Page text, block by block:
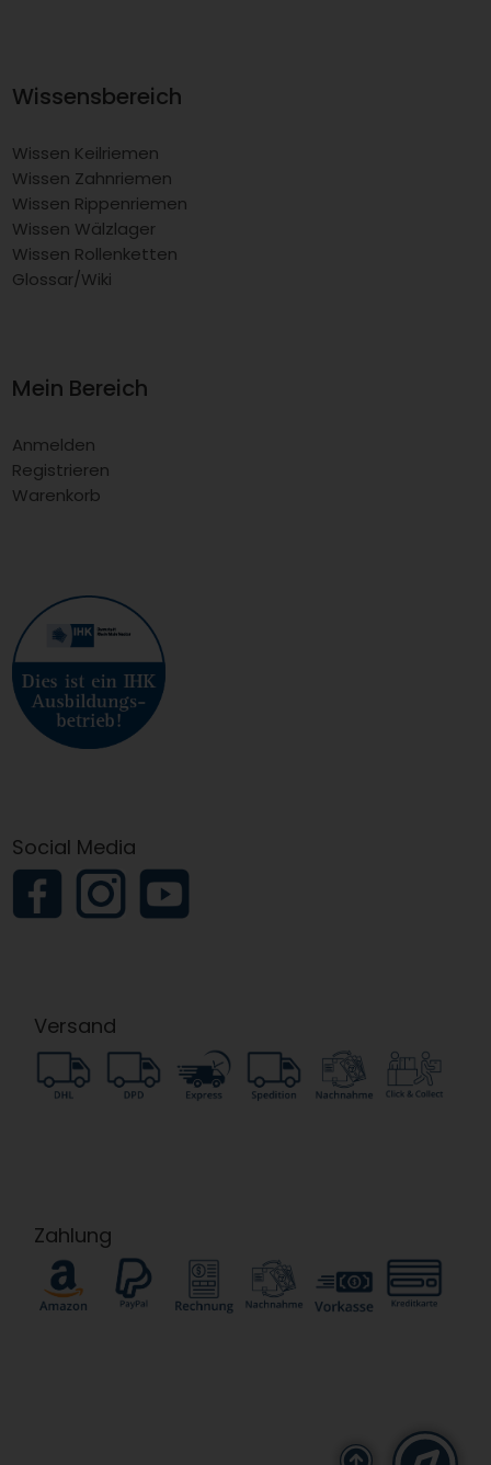
Wissensbereich
Wissen Keilriemen
Wissen Zahnriemen
Wissen Rippenriemen
Wissen Wälzlager
Wissen Rollenketten
Glossar/Wiki
Mein Bereich
Anmelden
Registrieren
Warenkorb
Social Media
Versand
Zahlung